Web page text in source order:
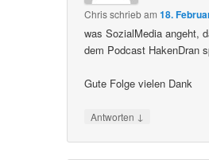
Chrisschriebam18.
was SozialMedia angeht,
dem Podcast HakenDran
Gute Folge vielen Dank
Antworten ↓